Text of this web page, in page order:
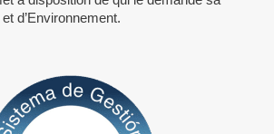
d’Environnement.